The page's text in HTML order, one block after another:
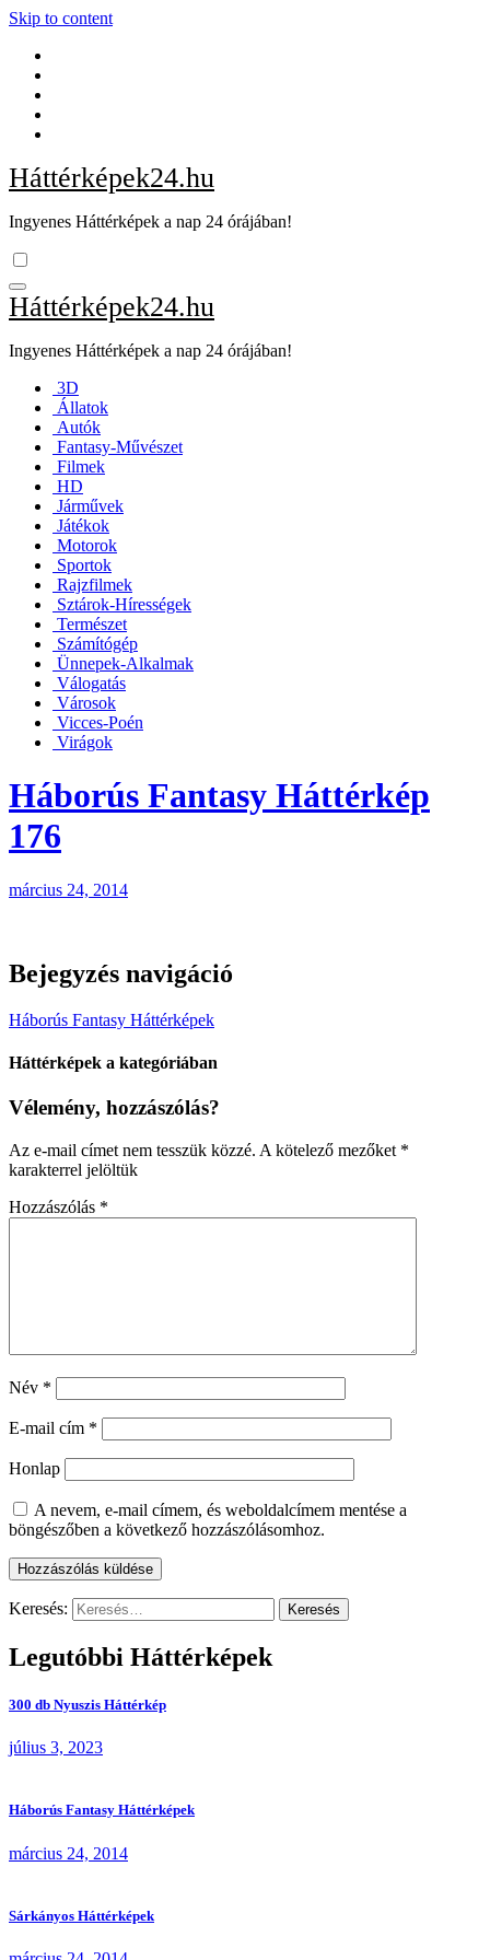
Skip to content
Háttérképek24.hu
Ingyenes Háttérképek a nap 24 órájában!
Háttérképek24.hu
Ingyenes Háttérképek a nap 24 órájában!
3D
Állatok
Autók
Fantasy-Művészet
Filmek
HD
Járművek
Játékok
Motorok
Sportok
Rajzfilmek
Sztárok-Hírességek
Természet
Számítógép
Ünnepek-Alkalmak
Válogatás
Városok
Vicces-Poén
Virágok
Háborús Fantasy Háttérkép
176
március 24, 2014
Bejegyzés navigáció
Háborús Fantasy Háttérképek
Háttérképek a kategóriában
Vélemény, hozzászólás?
Az e-mail címet nem tesszük közzé. A kötelező mezőket *
karakterrel jelöltük
Hozzászólás *
Név *
E-mail cím *
Honlap
A nevem, e-mail címem, és weboldalcímem mentése a
böngészőben a következő hozzászólásomhoz.
Keresés:
Legutóbbi Háttérképek
300 db Nyuszis Háttérkép
július 3, 2023
Háborús Fantasy Háttérképek
március 24, 2014
Sárkányos Háttérképek